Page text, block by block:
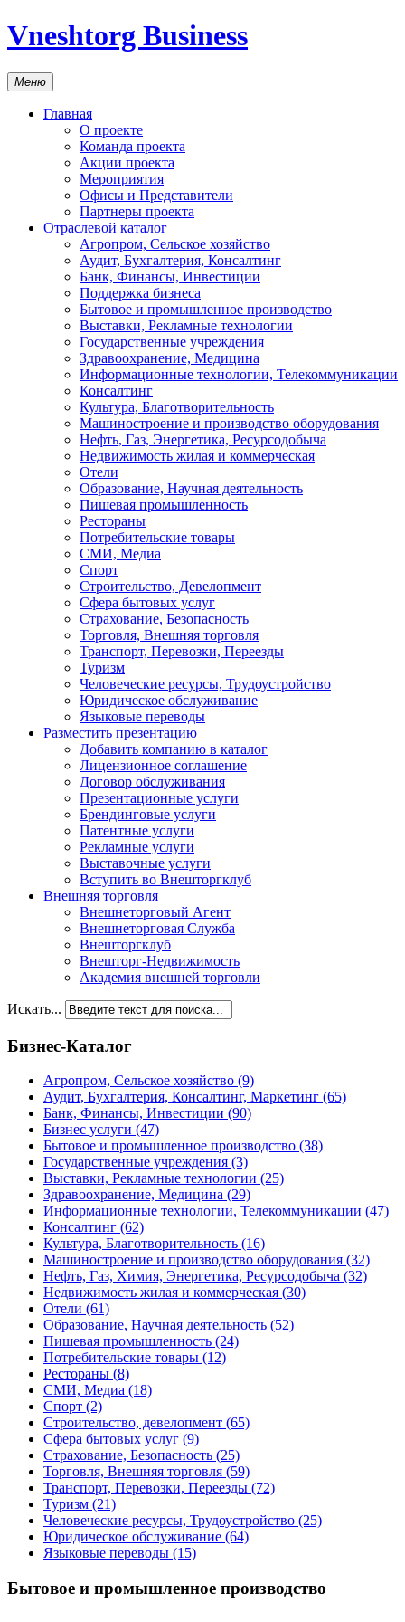
Vneshtorg Business
Меню
Главная
О проекте
Команда проекта
Акции проекта
Мероприятия
Офисы и Представители
Партнеры проекта
Отраслевой каталог
Агропром, Сельское хозяйство
Аудит, Бухгалтерия, Консалтинг
Банк, Финансы, Инвестиции
Поддержка бизнеса
Бытовое и промышленное производство
Выставки, Рекламные технологии
Государственные учреждения
Здравоохранение, Медицина
Информационные технологии, Телекоммуникации
Консалтинг
Культура, Благотворительность
Машиностроение и производство оборудования
Нефть, Газ, Энергетика, Ресурсодобыча
Недвижимость жилая и коммерческая
Отели
Образование, Научная деятельность
Пишевая промышленность
Рестораны
Потребительские товары
СМИ, Медиа
Спорт
Строительство, Девелопмент
Сфера бытовых услуг
Страхование, Безопасность
Торговля, Внешняя торговля
Транспорт, Перевозки, Переезды
Туризм
Человеческие ресурсы, Трудоустройство
Юридическое обслуживание
Языковые переводы
Разместить презентацию
Добавить компанию в каталог
Лицензионное соглашение
Договор обслуживания
Презентационные услуги
Брендинговые услуги
Патентные услуги
Рекламные услуги
Выставочные услуги
Вступить во Внешторгклуб
Внешняя торговля
Внешнеторговый Агент
Внешнеторговая Служба
Внешторгклуб
Внешторг-Недвижимость
Академия внешней торговли
Искать...
Бизнес-Каталог
Агропром, Сельское хозяйство (9)
Аудит, Бухгалтерия, Консалтинг, Маркетинг (65)
Банк, Финансы, Инвестиции (90)
Бизнес услуги (47)
Бытовое и промышленное производство (38)
Государственные учреждения (3)
Выставки, Рекламные технологии (25)
Здравоохранение, Медицина (29)
Информационные технологии, Телекоммуникации (47)
Консалтинг (62)
Культура, Благотворительность (16)
Машиностроение и производство оборудования (32)
Нефть, Газ, Химия, Энергетика, Ресурсодобыча (32)
Недвижимость жилая и коммерческая (30)
Отели (61)
Образование, Научная деятельность (52)
Пишевая промышленность (24)
Потребительские товары (12)
Рестораны (8)
СМИ, Медиа (18)
Спорт (2)
Строительство, девелопмент (65)
Сфера бытовых услуг (9)
Страхование, Безопасность (25)
Торговля, Внешняя торговля (59)
Транспорт, Перевозки, Переезды (72)
Туризм (21)
Человеческие ресурсы, Трудоустройство (25)
Юридическое обслуживание (64)
Языковые переводы (15)
Бытовое и промышленное производство